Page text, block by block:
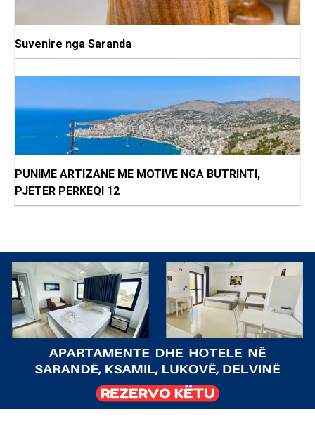
Suvenire nga Saranda
PUNIME ARTIZANE ME MOTIVE NGA BUTRINTI,
PJETER PERKEQI 12